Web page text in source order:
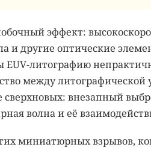
эффект:
и другие оптические
EUV-литографию
между литографической
внезапный
волна и её
миниатюрных взрывов,